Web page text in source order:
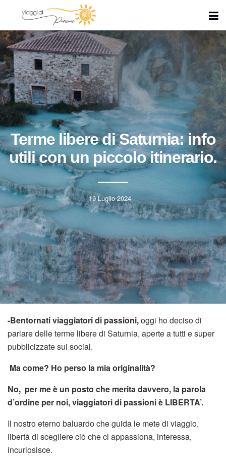
Terme libere di Saturnia: info
utili con un piccolo itinerario.
19 Luglio 2024
-Bentornati viaggiatori di passioni,oggi ho deciso di
parlare delle terme libere di Saturnia, aperte a tutti e super
pubblicizzate sui social.
Ma come? Ho perso la mia originalità?
No, per me è un posto che merita davvero, la parola
d’ordine per noi, viaggiatori di passioni è LIBERTA’.
Il nostro eterno baluardo che guida le mete di viaggio,
libertà di scegliere ciò che ci appassiona, interessa,
incuriosisce.